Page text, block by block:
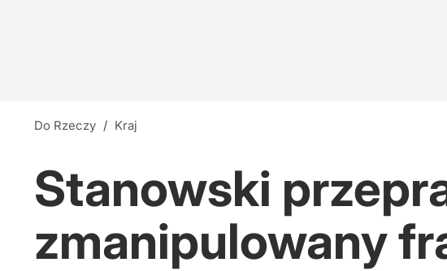
Do Rzeczy / Kraj
Stanowski
zmanipulowany